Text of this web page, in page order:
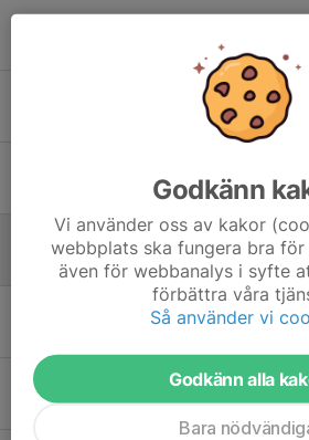
FARSTA CUPEN HÖSTEN 2026
2 jul, 07:16
Sommarinfo från kansliet
18 jun, 12:57
Egen camp för våra yngsta
Erbjudande från Hammarby
9 jun, 14:52
Godkänn
Vi använder oss av kakor
webbplats ska fungera bra för
även för webbanalys i syfte
förbättra våra
Så använder vi
Godkänn alla
Bara